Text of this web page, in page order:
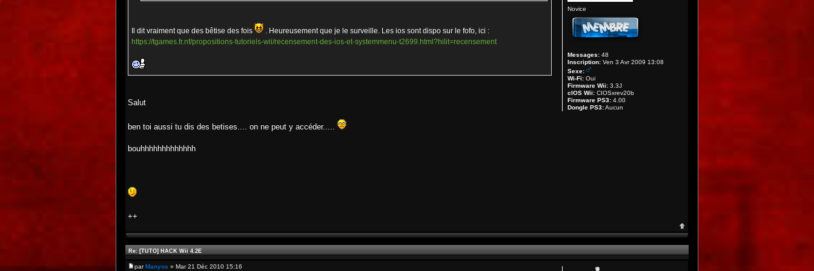
Il dit vraiment que des bêtise des fois
. Heureusement que je le surveille. Les ios sont dispo sur le fofo, ici :
https://tgames.fr.nf/propositions-tutoriels-wii/recensement-des-ios-et-systemmenu-t2699.html?hilit=recensement
Salut
ben toi aussi tu dis des betises.... on ne peut y accéder.....
bouhhhhhhhhhhhhh
++
Novice
Messages: 48
Inscription: Ven 3 Avr 2009 13:08
Sexe:
Wi-Fi: Oui
Firmware Wii: 3.3J
cIOS Wii: CIOSxrev20b
Firmware PS3: 4.00
Dongle PS3:Aucun
Re: [TUTO] HACK Wii 4.2E
parManyos » Mar 21 Déc 2010 15:16